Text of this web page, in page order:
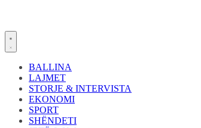
BALLINA
LAJMET
STORJE & INTERVISTA
EKONOMI
SPORT
SHËNDETI